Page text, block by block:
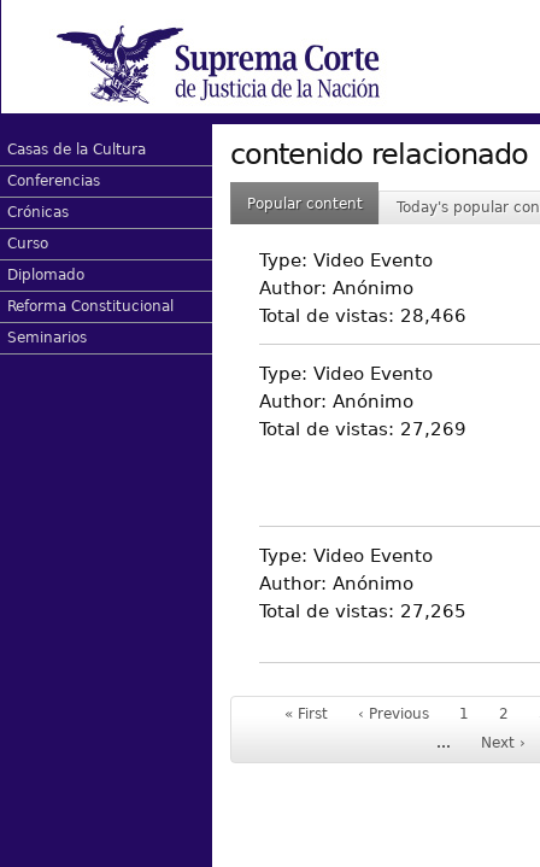
Casas de la Cultura
Conferencias
Crónicas
Curso
Diplomado
Reforma Constitucional
Seminarios
contenido relacionado
Popular content Today's popular
Type: Video Evento
Author: Anónimo
Total de vistas: 28,466
Type: Video Evento
Author: Anónimo
Total de vistas: 27,269
Type: Video Evento
Author: Anónimo
Total de vistas: 27,265
« First ‹ Previous 1 2
…
Next ›